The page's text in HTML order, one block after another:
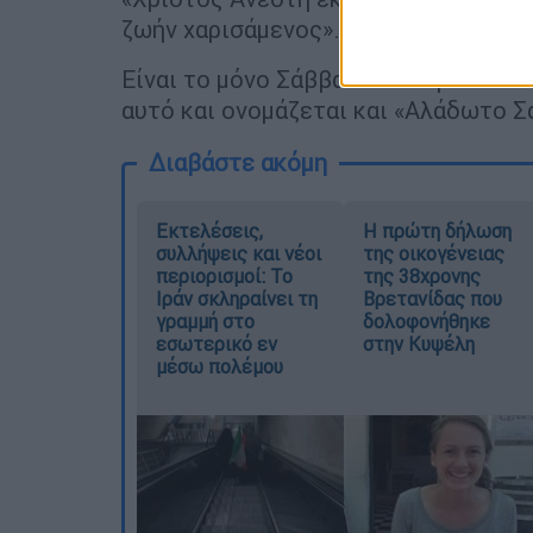
ζωήν χαρισάμενος».
Είναι το μόνο Σάββατο του χρόνου
αυτό και ονομάζεται και «Αλάδωτο
Διαβάστε ακόμη
Εκτελέσεις,
συλλήψεις και νέοι
περιορισμοί: Το
Ιράν σκληραίνει τη
γραμμή στο
εσωτερικό εν
μέσω πολέμου
Η πρώτη δήλωση
της οικογένειας
της 38χρονης
Βρετανίδας που
δολοφονήθηκε
στην Κυψέλη